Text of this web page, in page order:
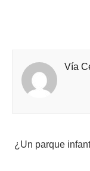
Vía
¿Un parque